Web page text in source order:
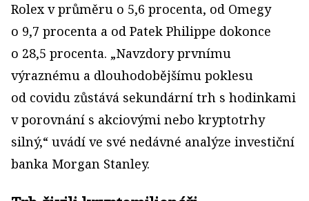
Rolex v průměru o 5,6 procenta, od Omegy
o 9,7 procenta a od Patek Philippe dokonce
o 28,5 procenta. „Navzdory prvnímu
výraznému a dlouhodobějšímu poklesu
od covidu zůstává sekundární trh s hodinkami
v porovnání s akciovými nebo kryptotrhy
silný,“ uvádí ve své nedávné analýze investiční
banka Morgan Stanley.